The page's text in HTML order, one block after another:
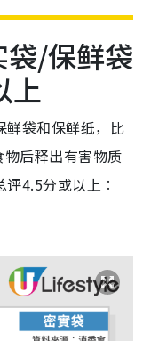
/保鲜袋
上
鲜袋和保鲜纸，比
后释出有害物质
4.5分或以上︰